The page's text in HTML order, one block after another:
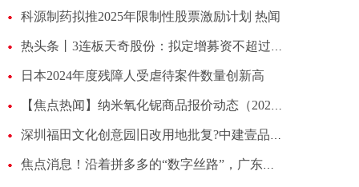
科源制药拟推2025年限制性股票激励计划 热闻
热头条丨3连板天奇股份：拟定增募资不超过9.77亿元 用于面向汽车行业应用的机器人具身智能系统研发中心建设项目等
日本2024年度残障人受虐待案件数量创新高
【焦点热闻】纳米氧化铌商品报价动态（2025-12-29）
深圳福田文化创意园旧改用地批复?中建壹品已竞得该项目开发权
焦点消息！沿着拼多多的“数字丝路”，广东小家电走上西部餐桌